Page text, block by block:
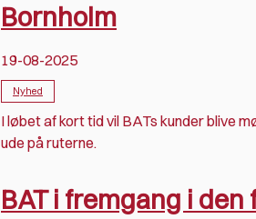
Bornholm
19-08-2025
Nyhed
I løbet af kort tid vil BATs kunder blive
ude på ruterne.
BAT i fremgang i